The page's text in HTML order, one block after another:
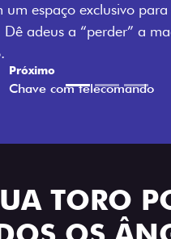
fechadura. São
mais fluidez para o seu
TORO